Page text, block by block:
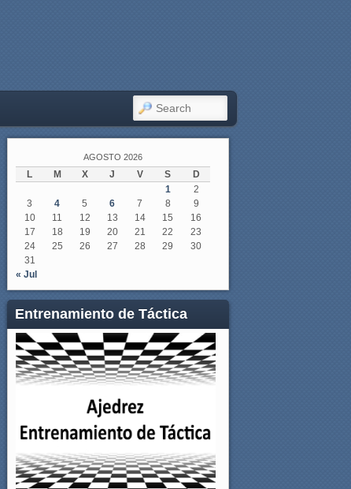
SEARCH
AGOSTO 2026
L M X J V S
D
1
2
3
4 5 6 7 8
9
10
11 12 13 14 15
16
17
18 19 20 21 22
23
24
25 26 27 28 29
30
31
« Jul
Entrenamiento de Táctica